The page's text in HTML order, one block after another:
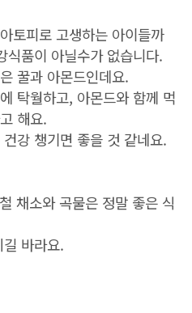
토피로 고생하는 아이들까
식품이 아닐수가 없습니다.
꿀과 아몬드인데요.
탁월하고, 아몬드와 함께 먹
해요.
강 챙기면 좋을 것 같네요.
채소와 곡물은 정말 좋은 식
바라요.